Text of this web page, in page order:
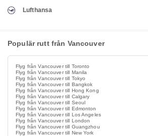
Lufthansa
Populär rutt från Vancouver
Flyg från Vancouver till Toronto
Flyg från Vancouver till Manila
Flyg från Vancouver till Tokyo
Flyg från Vancouver till Bangkok
Flyg från Vancouver till Hong Kong
Flyg från Vancouver till Calgary
Flyg från Vancouver till Seoul
Flyg från Vancouver till Edmonton
Flyg från Vancouver till Los Angeles
Flyg från Vancouver till London
Flyg från Vancouver till Guangzhou
Flyg från Vancouver till New York